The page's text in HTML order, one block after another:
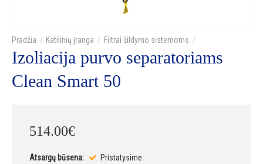
Katilinių įranga Filtrai šildymo sistemoms
Izoliacija purvo separatoriams
Clean Smart 50
514.00€
Atsargų būsena:
Pristatysime